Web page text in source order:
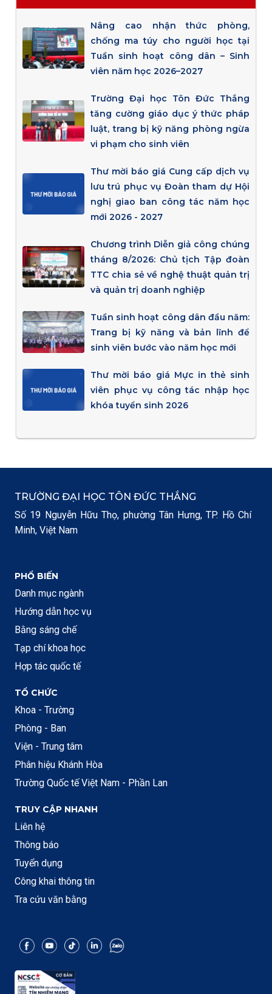
Nâng cao nhận thức phòng,
chống ma túy cho người học tại
Tuần sinh hoạt công dân – Sinh
viên năm học 2026–2027
Trường Đại học Tôn Đức Thắng
tăng cường giáo dục ý thức pháp
luật, trang bị kỹ năng phòng ngừa
vi phạm cho sinh viên
Thư mời báo giá Cung cấp dịch vụ
lưu trú phục vụ Đoàn tham dự Hội
nghị giao ban công tác năm học
mới 2026 - 2027
Chương trình Diễn giả công chúng
tháng 8/2026: Chủ tịch Tập đoàn
TTC chia sẻ về nghệ thuật quản trị
và quản trị doanh nghiệp
Tuần sinh hoạt công dân đầu năm:
Trang bị kỹ năng và bản lĩnh để
sinh viên bước vào năm học mới
Thư mời báo giá Mực in thẻ sinh
viên phục vụ công tác nhập học
khóa tuyển sinh 2026
TRƯỜNG ĐẠI HỌC TÔN ĐỨC THẮNG
Số 19 Nguyễn Hữu Thọ, phường Tân Hưng, TP. Hồ Chí
Minh, Việt Nam
PHỔ BIẾN
Danh mục ngành
Hướng dẫn học vụ
Bằng sáng chế
Tạp chí khoa học
Hợp tác quốc tế
TỔ CHỨC
Khoa - Trường
Phòng - Ban
Viện - Trung tâm
Phân hiệu Khánh Hòa
Trường Quốc tế Việt Nam - Phần Lan
TRUY CẬP NHANH
Liên hệ
Thông báo
Tuyển dụng
Công khai thông tin
Tra cứu văn bằng